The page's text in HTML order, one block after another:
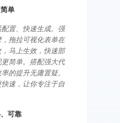
单
置、快速生成。强
拖拉可视化表单在
马上生效，快速部
简单。搭配强大代
的提升无庸置疑。
速，让你专注于自
可靠